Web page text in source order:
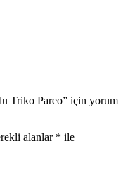
Triko Pareo” için yorum
alanlar * ile